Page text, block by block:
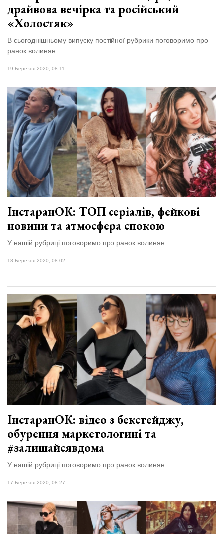
драйвова вечірка та російський
«Холостяк»
В сьогоднішньому випуску постійної рубрики поговоримо про
ранок волинян
19 Березня 2020, 08:11
ІнстаранОК: ТОП серіалів, фейкові
новини та атмосфера спокою
У нашій рубриці поговоримо про ранок волинян
18 Березня 2020, 08:02
ІнстаранОК: відео з бекстейджу,
обурення маркетологині та
#залишайсявдома
У нашій рубриці поговоримо про ранок волинян
17 Березня 2020, 08:27